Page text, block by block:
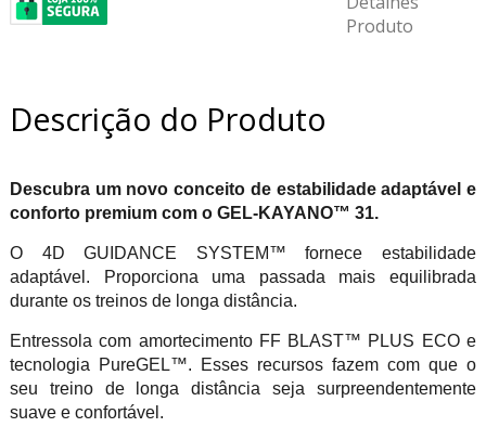
Descrição do Produto
Descubra um novo conceito de estabilidade adaptável e
conforto premium com o GEL-KAYANO™ 31.
O 4D GUIDANCE SYSTEM™ fornece estabilidade
adaptável. Proporciona uma passada mais equilibrada
durante os treinos de longa distância.
Entressola com amortecimento FF BLAST™ PLUS ECO e
tecnologia PureGEL™. Esses recursos fazem com que o
seu treino de longa distância seja surpreendentemente
suave e confortável.